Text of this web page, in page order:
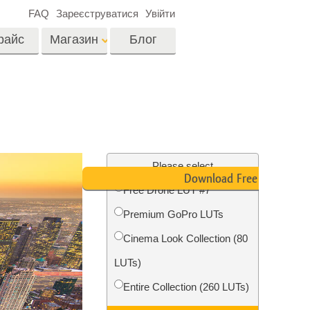
фотографій нерухомості
Реставрація фото
Магазин
Професійні відео
оверлейси
Блог
FAQ Зареєструватися Увійти
Please select
Free Drone LUT #7
Premium GoPro LUTs
Cinema Look Collection (80
LUTs)
Entire Collection (260 LUTs)
Download Free LUT